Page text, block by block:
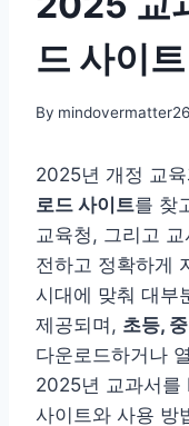
드 사이
By mindovermatter26
2025년 개정 교
로드 사이트를 찾
교육청, 그리고
전하고 정확하게
시대에 맞춰 대부
제공되며, 초등,
다운로드하거나
2025년 교과서를
사이트와 사용 방